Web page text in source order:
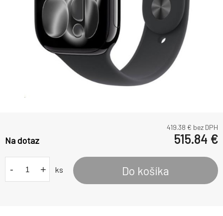
419.38 € bez DPH
Na dotaz 515.84 €
- + ks Do košíka